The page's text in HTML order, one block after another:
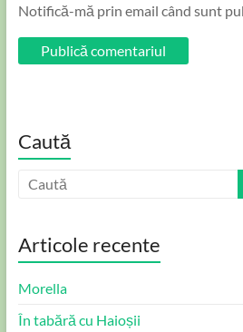
Notifică-mă prin email când sunt
Caută
Articole recente
Morella
În tabără cu Haioșii